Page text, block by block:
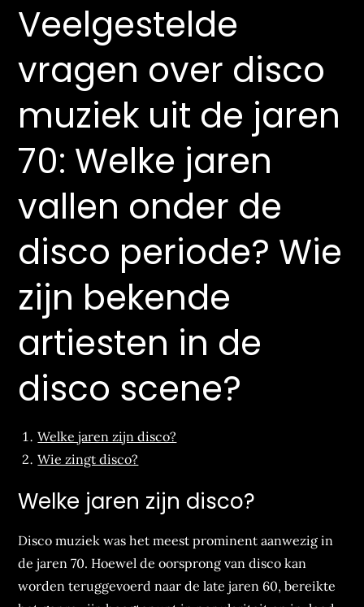
Veelgestelde
vragen over disco
muziek uit de jaren
70: Welke jaren
vallen onder de
disco periode? Wie
zijn bekende
artiesten in de
disco scene?
Welke jaren zijn disco?
Wie zingt disco?
Welke jaren zijn disco?
Disco muziek was het meest prominent aanwezig in
de jaren 70. Hoewel de oorsprong van disco kan
worden teruggevoerd naar de late jaren 60, bereikte